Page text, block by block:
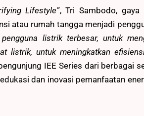
Lifestyle”, Tri Sambodo, gaya
atau rumah tangga menjadi
listrik terbesar, untuk
listrik, untuk meningkatkan
IEE Series dari berbagai
dan inovasi pemanfaatan